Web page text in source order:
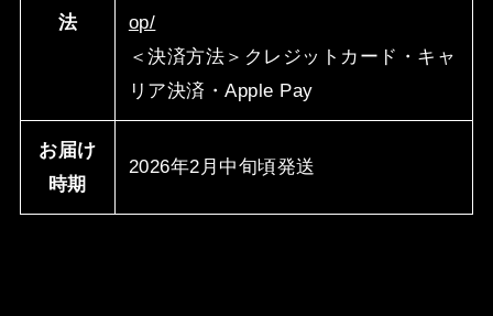
法
op/
＜決済⽅法＞クレジットカード・キャ
リア決済・Apple Pay
お届け
時期
2026年2⽉中旬頃発送